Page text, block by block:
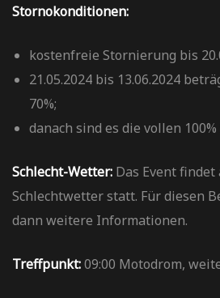
Stornokonditionen:
kostenfreie Stornierung bis
21.05.2024 bis 13.06.2024
70%;
danach sind es die vollen
Schlecht-Wetter: Das Event findet
Schlechtwetter statt. Für diesen
dann weitere Informationen.
Treffpunkt:09:00 Motodrom,